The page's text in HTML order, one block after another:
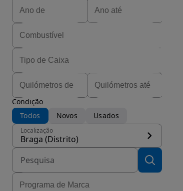
Condição
Todos
Novos Usados
Localização
Braga (Distrito)